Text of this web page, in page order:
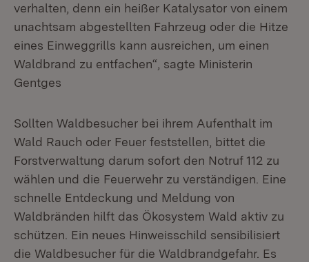
verhalten, denn ein heißer Katalysator von einem
unachtsam abgestellten Fahrzeug oder die Hitze
eines Einweggrills kann ausreichen, um einen
Waldbrand zu entfachen“, sagte Ministerin
Gentges
Sollten Waldbesucher bei ihrem Aufenthalt im
Wald Rauch oder Feuer feststellen, bittet die
Forstverwaltung darum sofort den Notruf 112 zu
wählen und die Feuerwehr zu verständigen. Eine
schnelle Entdeckung und Meldung von
Waldbränden hilft das Ökosystem Wald aktiv zu
schützen. Ein neues Hinweisschild sensibilisiert
die Waldbesucher für die Waldbrandgefahr. Es